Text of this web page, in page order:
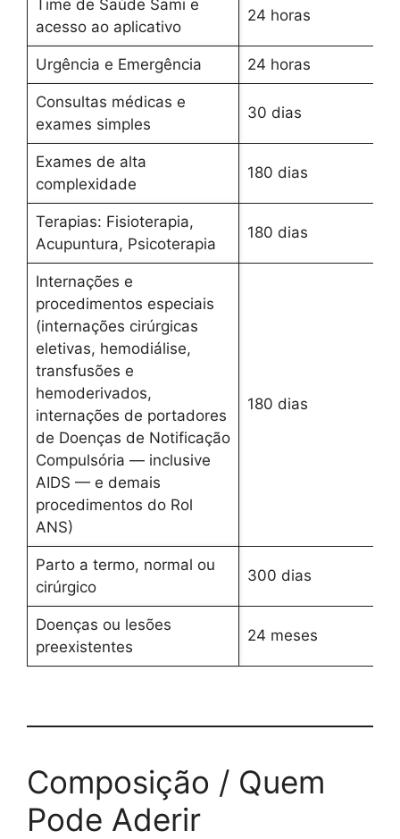
Time de Saúde Sami e
acesso ao aplicativo
24 horas
Urgência e Emergência 24 horas
Consultas médicas e
exames simples
30 dias
Exames de alta
complexidade
180 dias
Terapias: Fisioterapia,
Acupuntura, Psicoterapia
180 dias
Internações e
procedimentos especiais
(internações cirúrgicas
eletivas, hemodiálise,
transfusões e
hemoderivados,
internações de portadores
de Doenças de Notificação
Compulsória — inclusive
AIDS — e demais
procedimentos do Rol
ANS)
180 dias
Parto a termo, normal ou
cirúrgico
300 dias
Doenças ou lesões
preexistentes
24 meses
Composição / Quem
Pode Aderir